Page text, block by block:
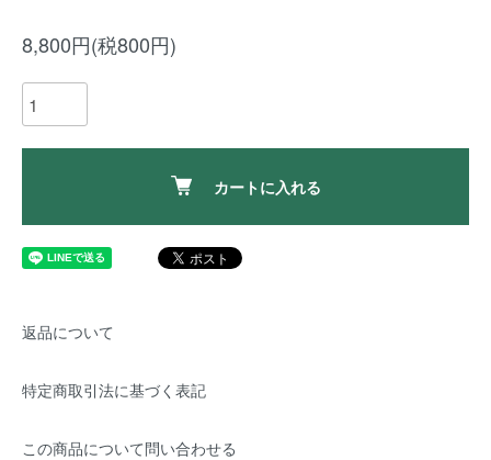
8,800円(税800円)
カートに入れる
返品について
特定商取引法に基づく表記
この商品について問い合わせる